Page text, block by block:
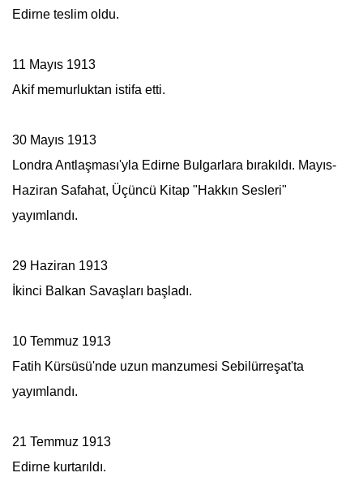
Edirne teslim oldu.
11 Mayıs 1913
Akif memurluktan istifa etti.
30 Mayıs 1913
Londra Antlaşması'yla Edirne Bulgarlara bırakıldı. Mayıs-
Haziran Safahat, Üçüncü Kitap "Hakkın Sesleri"
yayımlandı.
29 Haziran 1913
İkinci Balkan Savaşları başladı.
10 Temmuz 1913
Fatih Kürsüsü'nde uzun manzumesi Sebilürreşat'ta
yayımlandı.
21 Temmuz 1913
Edirne kurtarıldı.